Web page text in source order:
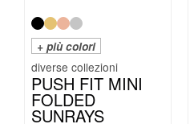
+ più colori
PUSH FIT MINI
FOLDED
SUNRAYS